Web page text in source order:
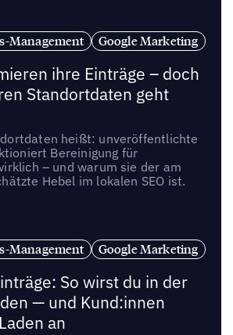
Management
Google Marketing
ihre Einträge – doch
Standortdaten geht
heißt: unveröffentlichte
Bereinigung für
– und warum sie der am
Hebel im lokalen SEO ist.
Management
Google Marketing
So wirst du in der
— und Kund:innen
an